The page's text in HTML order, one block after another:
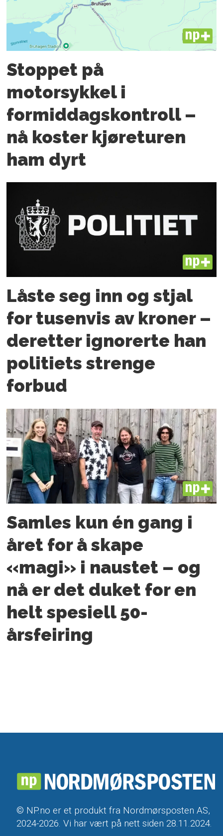
PLUS
Stoppet på
motorsykkel i
formiddagskontroll –
nå koster kjøreturen
ham dyrt
PLUS
Låste seg inn og stjal
for tusenvis av kroner –
deretter ignorerte han
politiets strenge
forbud
PLUS
Samles kun én gang i
året for å skape
«magi» i naustet – og
nå er det duket for en
helt spesiell 50-
årsfeiring
© NP.no er et produkt fra Nordmørsposten AS,
2024-2026. Vi har vært på nett siden 28.11.2024.